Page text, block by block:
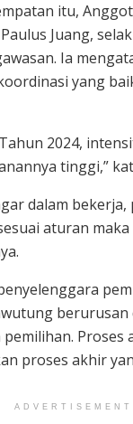
itu,
Juang,
Ia
yang
2024,
tinggi,”
dalam
aturan
pemilihan. Proses
proses akhir
ADVERTISEMENT